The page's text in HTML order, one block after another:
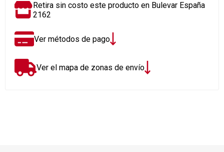
Retira sin costo este producto en Bulevar España
2162
Ver métodos de pago
Ver el mapa de zonas de envío